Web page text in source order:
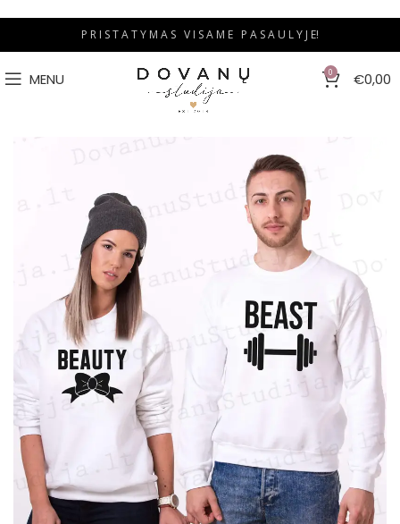
P R I S T A T Y M A S V I S A M E P A S A U L Y J E!
MENU 0 €0,00